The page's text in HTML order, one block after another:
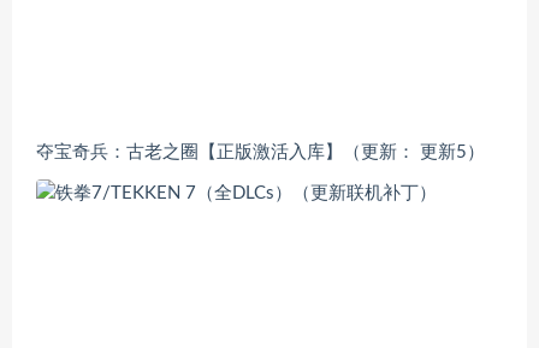
夺宝奇兵：古老之圈【正版激活入库】（更新： 更新5）